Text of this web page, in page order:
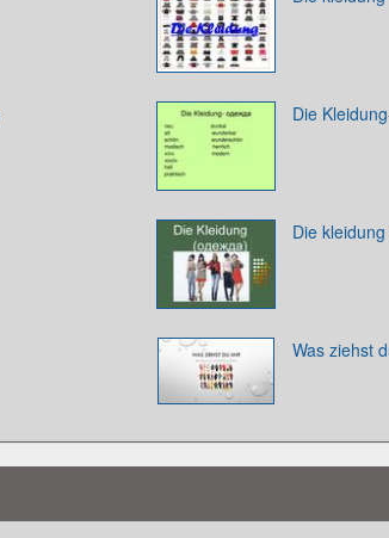
Die
Die
Was ziehst